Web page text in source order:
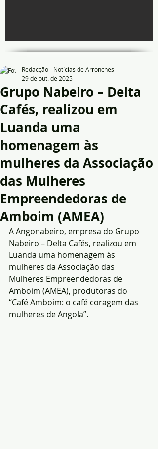
Grupo Nabeiro – Delta
Cafés, realizou em
Luanda uma
homenagem às
mulheres da Associação
das Mulheres
Empreendedoras de
Amboim (AMEA)
Redacção - Notícias de Arronches
29 de out. de 2025
A Angonabeiro, empresa do Grupo
Nabeiro – Delta Cafés, realizou em
Luanda uma homenagem às
mulheres da Associação das
Mulheres Empreendedoras de
Amboim (AMEA), produtoras do
“Café Amboim: o café coragem das
mulheres de Angola”.